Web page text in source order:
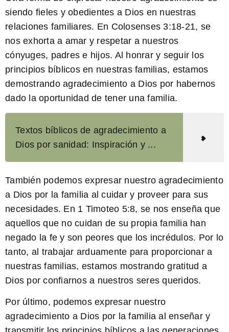
siendo fieles y obedientes a Dios en nuestras
relaciones familiares. En Colosenses 3:18-21, se
nos exhorta a amar y respetar a nuestros
cónyuges, padres e hijos. Al honrar y seguir los
principios bíblicos en nuestras familias, estamos
demostrando agradecimiento a Dios por habernos
dado la oportunidad de tener una familia.
Textos bíblicos de agradecimiento a
Dios por sanidad: Inspiración y ...
También podemos expresar nuestro agradecimiento
a Dios por la familia al cuidar y proveer para sus
necesidades. En 1 Timoteo 5:8, se nos enseña que
aquellos que no cuidan de su propia familia han
negado la fe y son peores que los incrédulos. Por lo
tanto, al trabajar arduamente para proporcionar a
nuestras familias, estamos mostrando gratitud a
Dios por confiarnos a nuestros seres queridos.
Por último, podemos expresar nuestro
agradecimiento a Dios por la familia al enseñar y